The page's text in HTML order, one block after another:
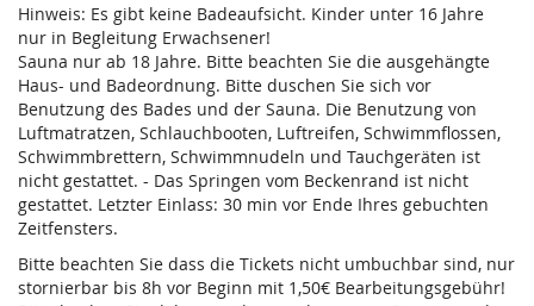
Hinweis: Es gibt keine Badeaufsicht. Kinder unter 16 Jahre
nur in Begleitung Erwachsener!
Sauna nur ab 18 Jahre. Bitte beachten Sie die ausgehängte
Haus- und Badeordnung. Bitte duschen Sie sich vor
Benutzung des Bades und der Sauna. Die Benutzung von
Luftmatratzen, Schlauchbooten, Luftreifen, Schwimmflossen,
Schwimmbrettern, Schwimmnudeln und Tauchgeräten ist
nicht gestattet. - Das Springen vom Beckenrand ist nicht
gestattet. Letzter Einlass: 30 min vor Ende Ihres gebuchten
Zeitfensters.
Bitte beachten Sie dass die Tickets nicht umbuchbar sind, nur
stornierbar bis 8h vor Beginn mit 1,50€ Bearbeitungsgebühr!